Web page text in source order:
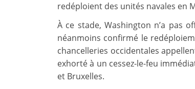
redéploient des unités navales en
À ce stade, Washington n’a pas
néanmoins confirmé le
chancelleries occidentales
exhorté à un cessez-le-feu
et Bruxelles.